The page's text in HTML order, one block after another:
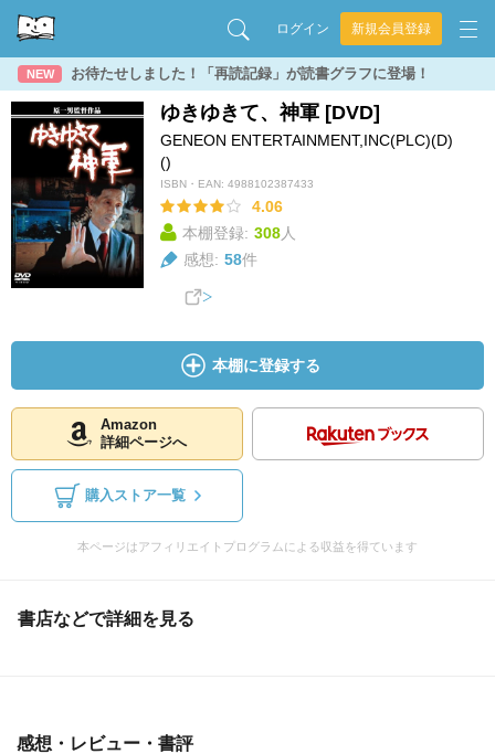
ログイン 新規会員登録
NEW お待たせしました！「再読記録」が読書グラフに登場！
ゆきゆきて、神軍 [DVD]
GENEON ENTERTAINMENT,INC(PLC)(D)
()
ISBN・EAN: 4988102387433
4.06
本棚登録: 308人
感想: 58件
本棚に登録する
Amazon
詳細ページへ
購入ストア一覧
本ページはアフィリエイトプログラムによる収益を得ています
書店などで詳細を見る
感想・レビュー・書評